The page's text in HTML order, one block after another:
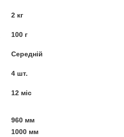
2 кг
100 г
Середній
4 шт.
12 міс
960 мм
1000 мм